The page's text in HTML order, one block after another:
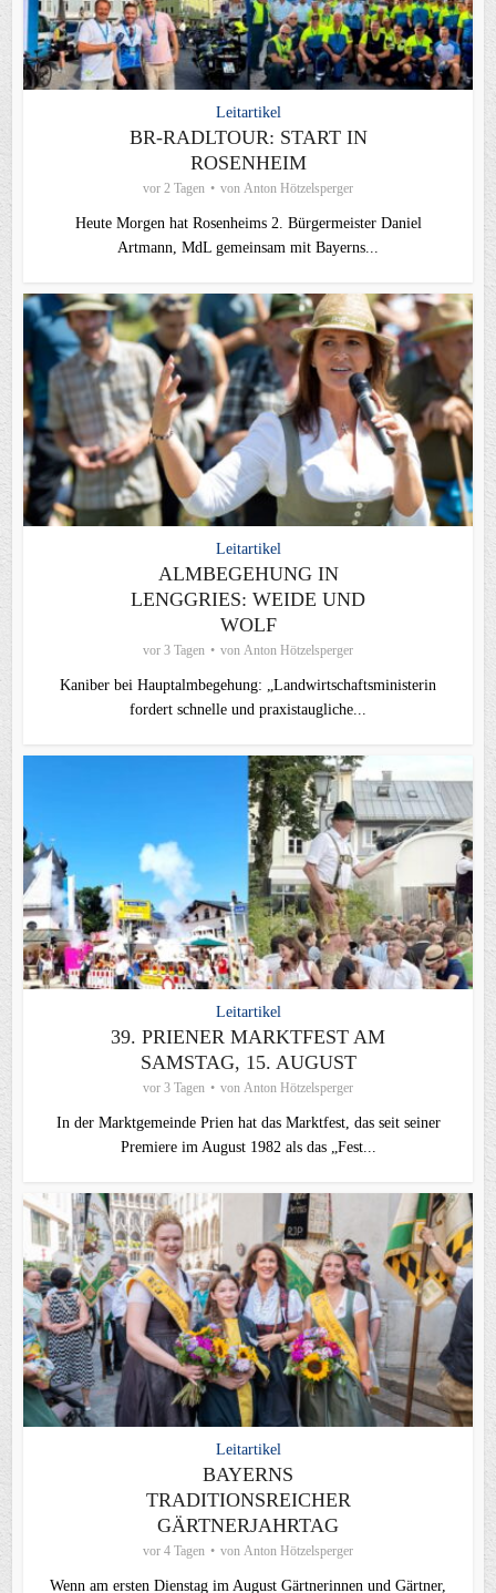
Leitartikel
BR-RADLTOUR: START IN
ROSENHEIM
vor 2 Tagen von Anton Hötzelsperger
Heute Morgen hat Rosenheims 2. Bürgermeister Daniel
Artmann, MdL gemeinsam mit Bayerns...
Leitartikel
ALMBEGEHUNG IN
LENGGRIES: WEIDE UND
WOLF
vor 3 Tagen von Anton Hötzelsperger
Kaniber bei Hauptalmbegehung: „Landwirtschaftsministerin
fordert schnelle und praxistaugliche...
Leitartikel
39. PRIENER MARKTFEST AM
SAMSTAG, 15. AUGUST
vor 3 Tagen von Anton Hötzelsperger
In der Marktgemeinde Prien hat das Marktfest, das seit seiner
Premiere im August 1982 als das „Fest...
Leitartikel
BAYERNS
TRADITIONSREICHER
GÄRTNERJAHRTAG
vor 4 Tagen von Anton Hötzelsperger
Wenn am ersten Dienstag im August Gärtnerinnen und Gärtner,